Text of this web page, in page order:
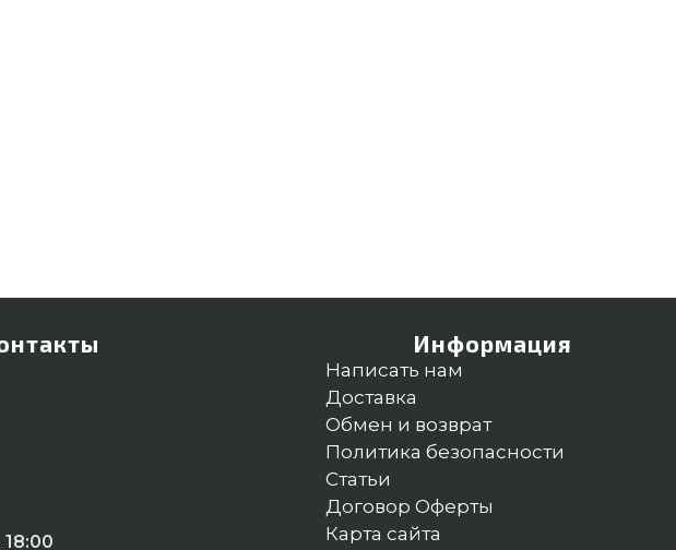
Информация
Написать нам
Доставка
Обмен и возврат
Политика безопасности
Статьи
Договор Оферты
Карта сайта